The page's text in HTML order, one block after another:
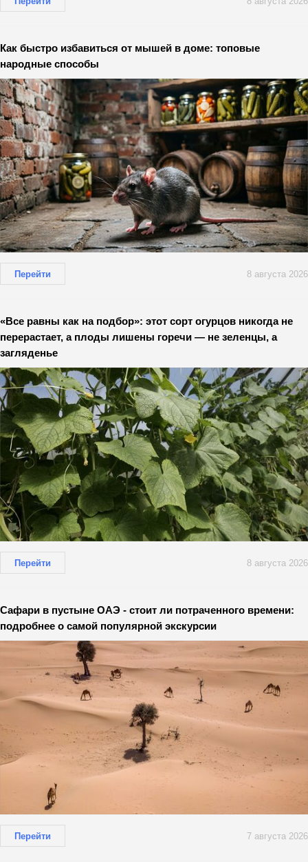
Как быстро избавиться от мышей в доме: топовые
народные способы
Перейти 8 августа 2026
«Все равны как на подбор»: этот сорт огурцов никогда не
перерастает, а плоды лишены горечи — не зеленцы, а
загляденье
Перейти 8 августа 2026
Сафари в пустыне ОАЭ - стоит ли потраченного времени:
подробнее о самой популярной экскурсии
Перейти 7 августа 2026